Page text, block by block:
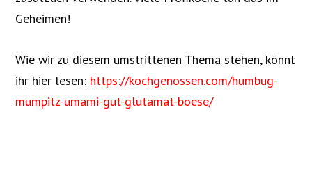
Geheimen!
Wie wir zu diesem umstrittenen Thema stehen, könnt
ihr hier lesen: https://kochgenossen.com/humbug-
mumpitz-umami-gut-glutamat-boese/